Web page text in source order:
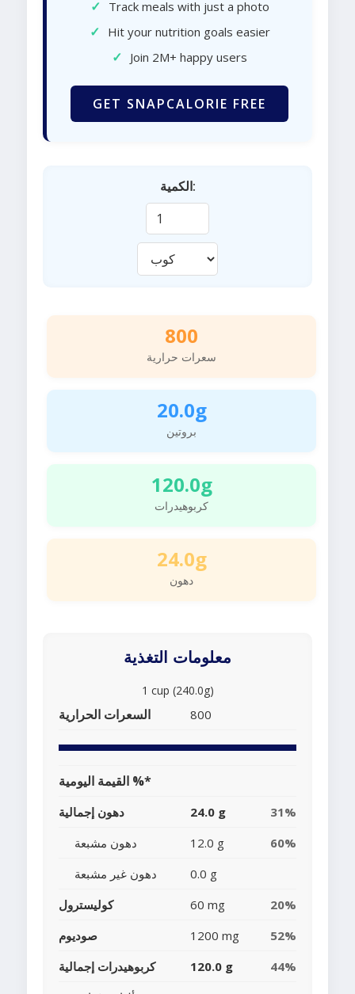
✓ Track meals with just a photo
✓ Hit your nutrition goals easier
✓ Join 2M+ happy users
GET SNAPCALORIE FREE
الكمية:
800
سعرات حرارية
20.0g
بروتين
120.0g
كربوهيدرات
24.0g
دهون
معلومات التغذية
1 cup (240.0g)
السعرات الحرارية 800
القيمة اليومية %*
دهون إجمالية 24.0 g
31%
دهون مشبعة
12.0 g
60%
دهون غير مشبعة
0.0 g
كوليسترول
60 mg
20%
صوديوم
1200 mg
52%
كربوهيدرات إجمالية
120.0 g
44%